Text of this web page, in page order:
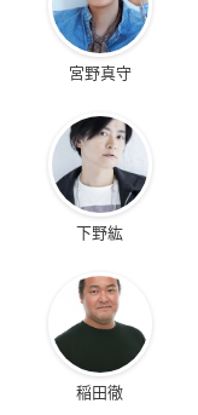
宮野真守
下野紘
稲田徹